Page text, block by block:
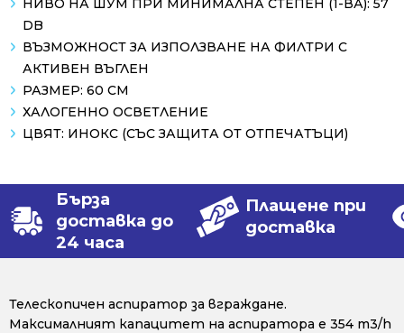
НИВО НА ШУМ ПРИ МИНИМАЛНА СТЕПЕН (1-ВА): 57
DB
ВЪЗМОЖНОСТ ЗА ИЗПОЛЗВАНЕ НА ФИЛТРИ С
АКТИВЕН ВЪГЛЕН
РАЗМЕР: 60 СМ
ХАЛОГЕННО ОСВЕТЛЕНИЕ
ЦВЯТ: ИНОКС (СЪС ЗАЩИТА ОТ ОТПЕЧАТЪЦИ)
Бърза
доставка до
24 часа
Плащене при
доставка
Телескопичен аспиратор за вграждане.
Максималният капацитет на аспиратора е 354 m3/h